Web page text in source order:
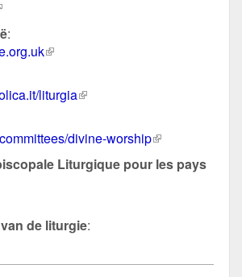
:
(externe
liturgia(externe
divine-worship(externe
link)
Liturgique pour les pays
de liturgie: